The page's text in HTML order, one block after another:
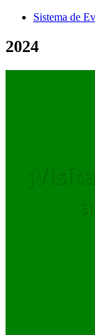
Sistema de
2024